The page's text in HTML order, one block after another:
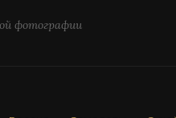
фотографии